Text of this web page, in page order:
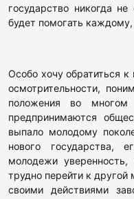
государство никогда
будет помогать
Особо хочу обратиться
осмотрительности,
положения во многом
предпринимаются
выпало молодому
нового государства,
молодежи
трудно перейти к
своими действиями